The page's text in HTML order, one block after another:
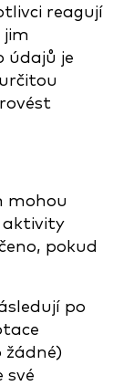
reagují
jim
údajů je
mohou
aktivity
pokud
po
žádné)
své